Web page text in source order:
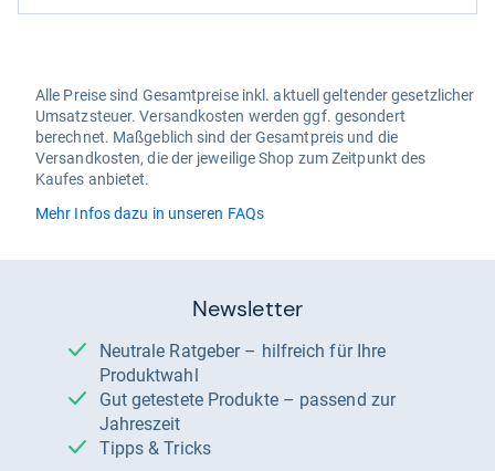
Alle Preise sind Gesamtpreise inkl. aktuell geltender gesetzlicher
Umsatzsteuer. Versandkosten werden ggf. gesondert
berechnet. Maßgeblich sind der Gesamtpreis und die
Versandkosten, die der jeweilige Shop zum Zeitpunkt des
Kaufes anbietet.
Mehr Infos dazu in unseren FAQs
Newsletter
Neutrale Ratgeber – hilfreich für Ihre
Produktwahl
Gut getestete Produkte – passend zur
Jahreszeit
Tipps & Tricks